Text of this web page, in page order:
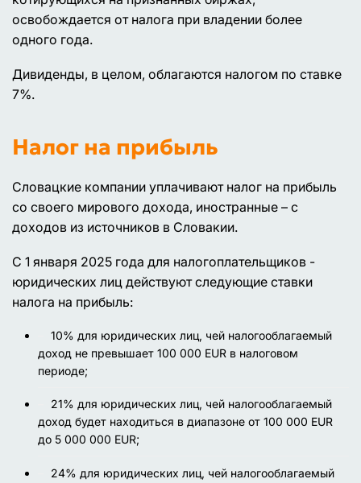
освобождается от налога при владении более
одного года.
Дивиденды, в целом, облагаются налогом по ставке
7%.
Налог на прибыль
Словацкие компании уплачивают налог на прибыль
со своего мирового дохода, иностранные – с
доходов из источников в Словакии.
С 1 января 2025 года для налогоплательщиков -
юридических лиц действуют следующие ставки
налога на прибыль:
10% для юридических лиц, чей налогооблагаемый
доход не превышает 100 000 EUR в налоговом
периоде;
21% для юридических лиц, чей налогооблагаемый
доход будет находиться в диапазоне от 100 000 EUR
до 5 000 000 EUR;
24% для юридических лиц, чей налогооблагаемый